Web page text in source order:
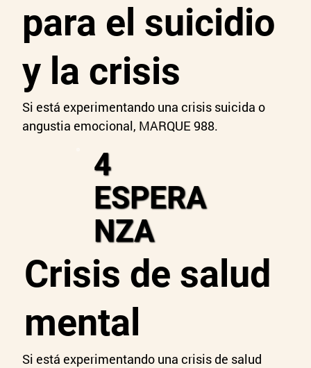
para el suicidio
y la crisis
Si está experimentando una crisis suicida o
angustia emocional, MARQUE 988.
4
ESPERA
NZA
Crisis de salud
mental
Si está experimentando una crisis de salud